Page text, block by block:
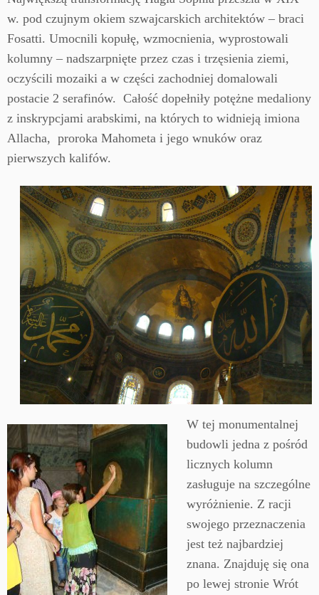
w. pod czujnym okiem szwajcarskich architektów – braci
Fosatti. Umocnili kopułę, wzmocnienia, wyprostowali
kolumny – nadszarpnięte przez czas i trzęsienia ziemi,
oczyścili mozaiki a w części zachodniej domalowali
postacie 2 serafinów. Całość dopełniły potężne medaliony
z inskrypcjami arabskimi, na których to widnieją imiona
Allacha, proroka Mahometa i jego wnuków oraz
pierwszych kalifów.
W tej monumentalnej
budowli jedna z pośród
licznych kolumn
zasługuje na szczególne
wyróżnienie. Z racji
swojego przeznaczenia
jest też najbardziej
znana. Znajduję się ona
po lewej stronie Wrót